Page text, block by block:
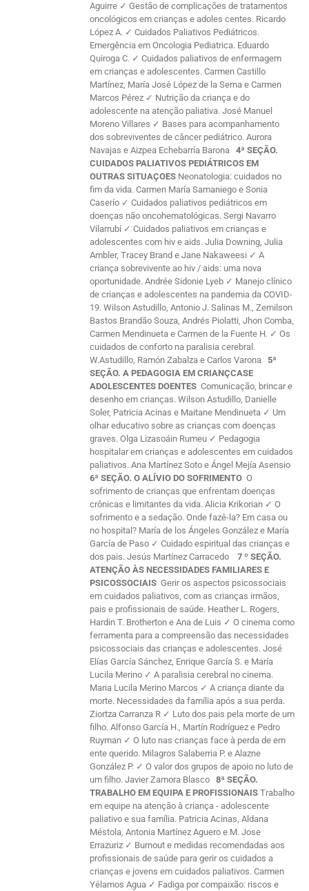
Aguirre ✓ Gestão de complicações de tratamentos
oncológicos em crianças e adoles centes. Ricardo
López A. ✓ Cuidados Paliativos Pediátricos.
Emergência em Oncologia Pediatrica. Eduardo
Quiroga C. ✓ Cuidados paliativos de enfermagem
em crianças e adolescentes. Carmen Castillo
Martínez, María José López de la Serna e Carmen
Marcos Pérez ✓ Nutrição da criança e do
adolescente na atenção paliativa. José Manuel
Moreno Villares ✓ Bases para acompanhamento
dos sobreviventes de câncer pediátrico. Aurora
Navajas e Aizpea Echebarría Barona4ª SEÇÃO.
CUIDADOS PALIATIVOS PEDIÁTRICOS EM
OUTRAS SITUAÇOES Neonatologia: cuidados no
fim da vida. Carmen María Samaniego e Sonia
Caserío ✓ Cuidados paliativos pediátricos em
doenças não oncohematológicas. Sergi Navarro
Vilarrubí ✓ Cuidados paliativos em crianças e
adolescentes com hiv e aids. Julia Downing, Julia
Ambler, Tracey Brand e Jane Nakaweesi ✓ A
criança sobrevivente ao hiv / aids: uma nova
oportunidade. Andrée Sidonie Lyeb ✓ Manejo clínico
de crianças e adolescentes na pandemia da COVID-
19. Wilson Astudillo, Antonio J. Salinas M., Zemilson
Bastos Brandão Souza, Andrés Piolatti, Jhon Comba,
Carmen Mendinueta e Carmen de la Fuente H. ✓ Os
cuidados de conforto na paralisia cerebral.
W.Astudillo, Ramón Zabalza e Carlos Varona5ª
SEÇÃO. A PEDAGOGIA EM CRIANÇCASE
ADOLESCENTES DOENTES Comunicação, brincar e
desenho em crianças. Wilson Astudillo, Danielle
Soler, Patricia Acinas e Maitane Mendinueta ✓ Um
olhar educativo sobre as crianças com doenças
graves. Olga Lizasoáin Rumeu ✓ Pedagogia
hospitalar em crianças e adolescentes em cuidados
paliativos. Ana Martínez Soto e Ángel Mejía Asensio
6ª SEÇÃO. O ALÍVIO DO SOFRIMENTO O
sofrimento de crianças que enfrentam doenças
crônicas e limitantes da vida. Alicia Krikorian ✓ O
sofrimento e a sedação. Onde fazê-la? Em casa ou
no hospital? María de los Ángeles González e María
García de Paso ✓ Cuidado espiritual das crianças e
dos pais. Jesús Martínez Carracedo
7 º SEÇÃO.
ATENÇÃO ÀS NECESSIDADES FAMILIARES E
PSICOSSOCIAIS Gerir os aspectos psicossociais
em cuidados paliativos, com as crianças irmãos,
pais e profissionais de saúde. Heather L. Rogers,
Hardin T. Brotherton e Ana de Luis ✓ O cinema como
ferramenta para a compreensão das necessidades
psicossociais das crianças e adolescentes. José
Elías García Sánchez, Enrique García S. e María
Lucila Merino ✓ A paralisia cerebral no cinema.
Maria Lucila Merino Marcos ✓ A criança diante da
morte. Necessidades da família após a sua perda.
Ziortza Carranza R ✓ Luto dos pais pela morte de um
filho. Alfonso García H., Martín Rodríguez e Pedro
Ruyman ✓ O luto nas crianças face à perda de em
ente querido. Milagros Salaberria P. e Alazne
González P. ✓ O valor dos grupos de apoio no luto de
um filho. Javier Zamora Blasco8ª SEÇÃO.
TRABALHO EM EQUIPA E PROFISSIONAIS Trabalho
em equipe na atenção à criança - adolescente
paliativo e sua família. Patricia Acinas, Aldana
Méstola, Antonia Martínez Aguero e M. Jose
Errazuriz ✓ Burnout e medidas recomendadas aos
profissionais de saúde para gerir os cuidados a
crianças e jovens em cuidados paliativos. Carmen
Yélamos Agua ✓ Fadiga por compaixão: riscos e